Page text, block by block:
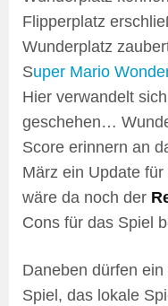
Flipperplatz
Wunderplatz
Super Mario
Hier verwandelt
geschehen…
Score erinnern an
März ein Update
wäre da noch der
Cons für das Spiel
Daneben dürfen
Spiel, das lokale